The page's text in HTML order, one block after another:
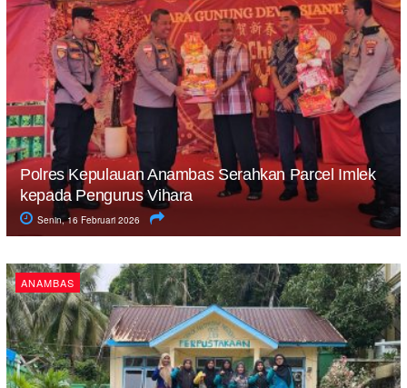
Polres Kepulauan Anambas Serahkan Parcel Imlek
kepada Pengurus Vihara
Senin, 16 Februari 2026
ANAMBAS